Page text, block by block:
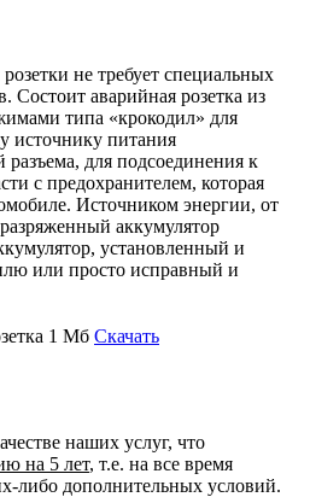
не требует специальных
Состоит аварийная розетка из
типа «крокодил» для
источнику питания
разъема, для подсоединения к
с предохранителем, которая
Источником энергии, от
разряженный аккумулятор
установленный и
или просто исправный и
1 Мб Скачать
наших услуг, что
на 5 лет, т.е. на все время
либо дополнительных условий.